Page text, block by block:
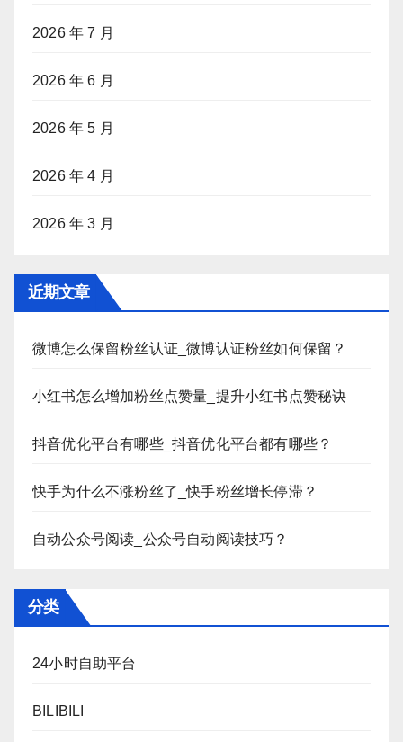
2026 年 7 月
2026 年 6 月
2026 年 5 月
2026 年 4 月
2026 年 3 月
近期文章
微博怎么保留粉丝认证_微博认证粉丝如何保留？
小红书怎么增加粉丝点赞量_提升小红书点赞秘诀
抖音优化平台有哪些_抖音优化平台都有哪些？
快手为什么不涨粉丝了_快手粉丝增长停滞？
自动公众号阅读_公众号自动阅读技巧？
分类
24小时自助平台
BILIBILI